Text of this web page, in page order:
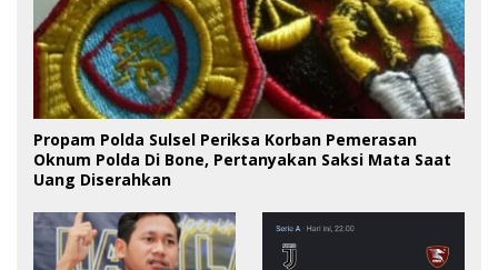
Propam Polda Sulsel Periksa Korban Pemerasan
Oknum Polda Di Bone, Pertanyakan Saksi Mata Saat
Uang Diserahkan